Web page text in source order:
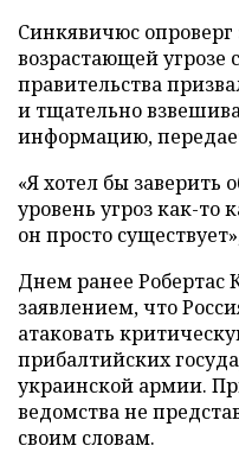
Синкявичюс опроверг
возрастающей угрозе
правительства
и тщательно
информацию,
«Я хотел бы заверить
уровень угроз как-то
он просто
Днем ранее Робертас
заявлением, что
атаковать
прибалтийских
украинской армии.
ведомства не
своим словам.